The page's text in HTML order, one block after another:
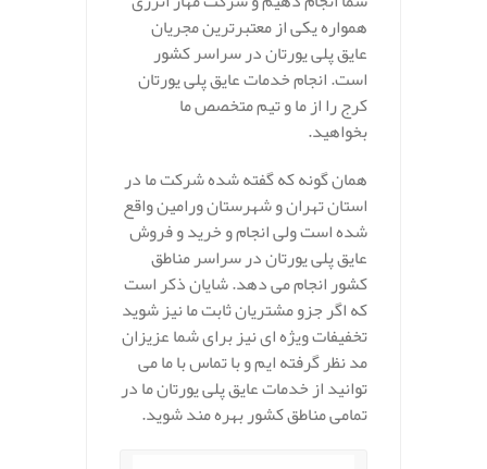
همواره یکی از معتبرترین مجریان
عایق پلی یورتان در سراسر کشور
است. انجام خدمات عایق پلی یورتان
کرج را از ما و تیم متخصص ما
بخواهید.
همان گونه که گفته شده شرکت ما در
استان تهران و شهرستان ورامین واقع
شده است ولی انجام و خرید و فروش
عایق پلی یورتان در سراسر مناطق
کشور انجام می دهد. شایان ذکر است
که اگر جزو مشتریان ثابت ما نیز شوید
تخفیفات ویژه ای نیز برای شما عزیزان
مد نظر گرفته ایم و با تماس با ما می
توانید از خدمات عایق پلی یورتان ما در
تمامی مناطق کشور بهره مند شوید.